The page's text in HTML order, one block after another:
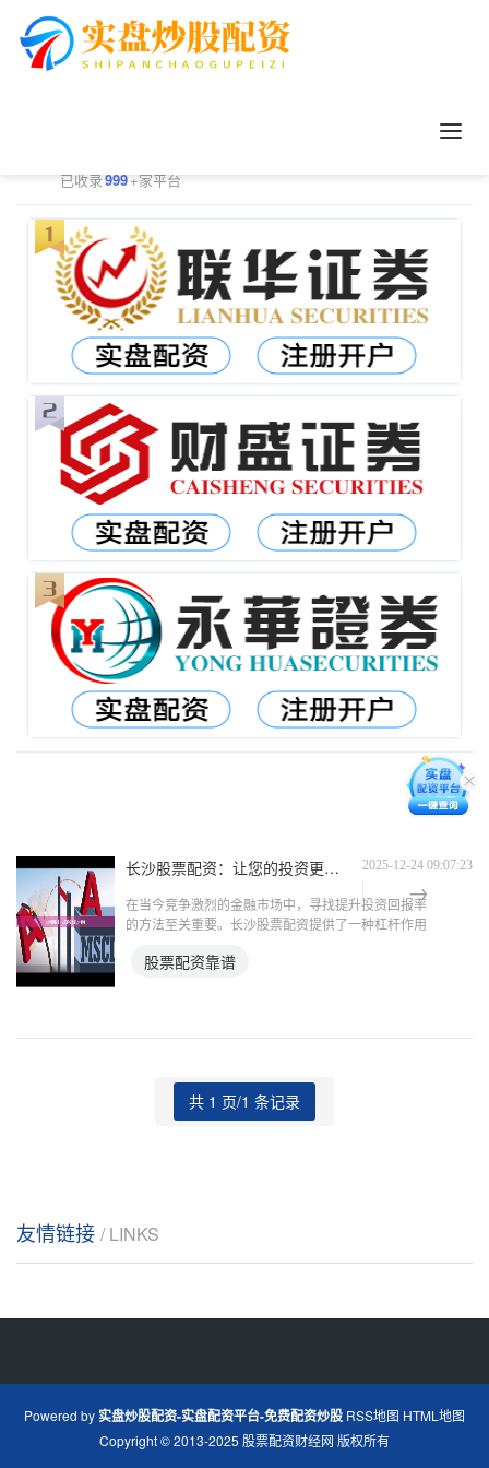
已收录999+家平台
长沙股票配资：让您的投资更上一层楼 2025-12-24 09:07:23
在当今竞争激烈的金融市场中，寻找提升投资回报率
的方法至关重要。长沙股票配资提供了一种杠杆作用
是一种融资方式，允许投资者借入资金来购买股票。
股票配资靠谱
共 1 页/1 条记录
友情链接 / LINKS
Powered by实盘炒股配资-实盘配资平台-免费配资炒股 RSS地图 HTML地图
Copyright© 2013-2025 股票配资财经网 版权所有